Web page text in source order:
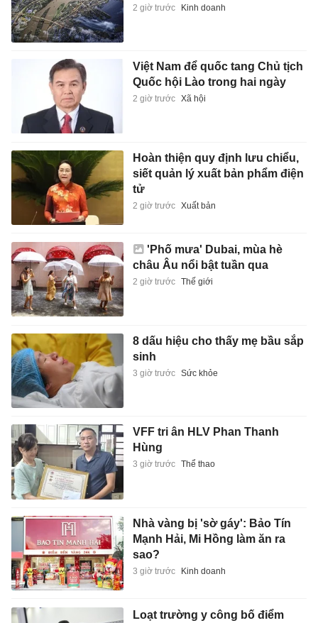
2 giờ trước Kinh doanh
Việt Nam để quốc tang Chủ tịch
Quốc hội Lào trong hai ngày
2 giờ trước Xã hội
Hoàn thiện quy định lưu chiểu,
siết quản lý xuất bản phẩm điện
tử
2 giờ trước Xuất bản
'Phố mưa' Dubai, mùa hè
châu Âu nổi bật tuần qua
2 giờ trước Thế giới
8 dấu hiệu cho thấy mẹ bầu sắp
sinh
3 giờ trước Sức khỏe
VFF tri ân HLV Phan Thanh
Hùng
3 giờ trước Thể thao
Nhà vàng bị 'sờ gáy': Bảo Tín
Mạnh Hải, Mi Hồng làm ăn ra
sao?
3 giờ trước Kinh doanh
Loạt trường y công bố điểm